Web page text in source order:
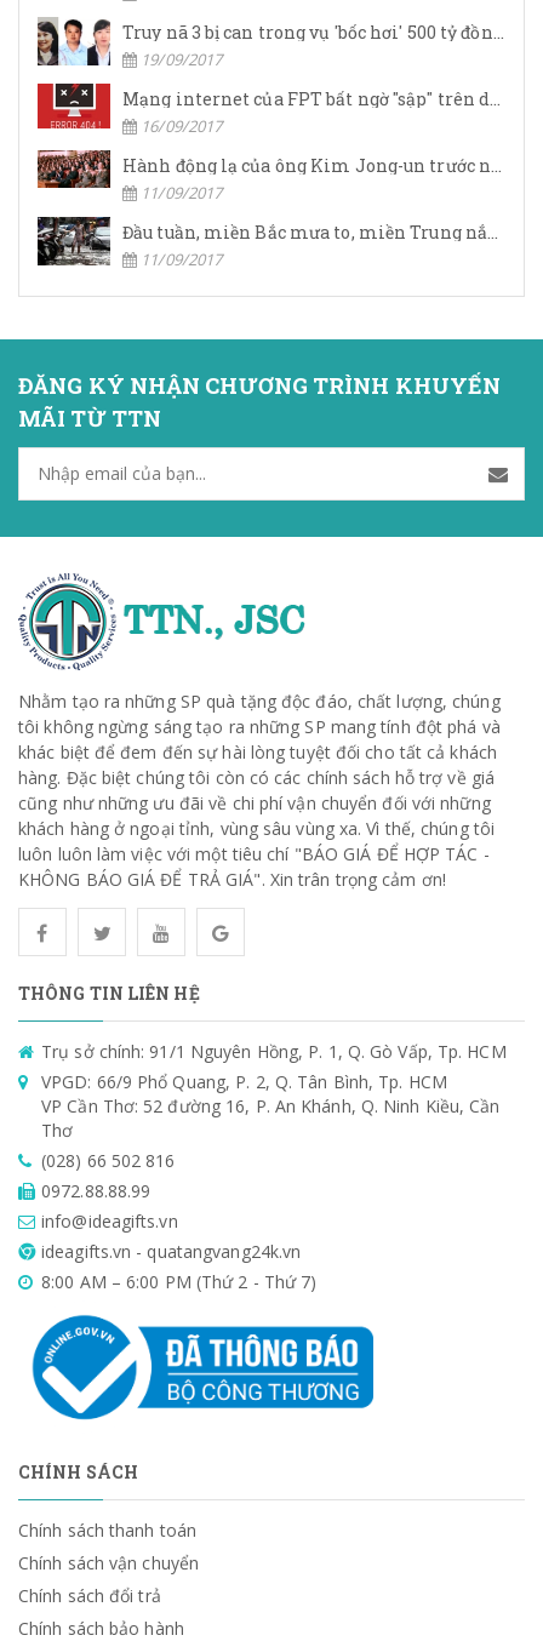
19/09/2017
16/09/2017
11/09/2017
11/09/2017
ĐĂNG KÝ NHẬN CHƯƠNG TRÌNH KHUYẾN
MÃI TỪ TTN
Nhằm tạo ra những SP quà tặng độc đáo, chất lượng, chúng
tôi không ngừng sáng tạo ra những SP mang tính đột phá và
khác biệt để đem đến sự hài lòng tuyệt đối cho tất cả khách
hàng. Đặc biệt chúng tôi còn có các chính sách hỗ trợ về giá
cũng như những ưu đãi về chi phí vận chuyển đối với những
khách hàng ở ngoại tỉnh, vùng sâu vùng xa. Vì thế, chúng tôi
luôn luôn làm việc với một tiêu chí "BÁO GIÁ ĐỂ HỢP TÁC -
KHÔNG BÁO GIÁ ĐỂ TRẢ GIÁ". Xin trân trọng cảm ơn!
THÔNG TIN LIÊN HỆ
Trụ sở chính: 91/1 Nguyên Hồng, P. 1, Q. Gò Vấp, Tp. HCM
VPGD: 66/9 Phổ Quang, P. 2, Q. Tân Bình, Tp. HCM
VP Cần Thơ: 52 đường 16, P. An Khánh, Q. Ninh Kiều, Cần
Thơ
(028) 66 502 816
0972.88.88.99
info@ideagifts.vn
ideagifts.vn - quatangvang24k.vn
8:00 AM – 6:00 PM (Thứ 2 - Thứ 7)
CHÍNH SÁCH
Chính sách thanh toán
Chính sách vận chuyển
Chính sách đổi trả
Chính sách bảo hành